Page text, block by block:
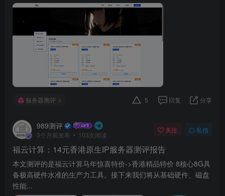
服务器测评 5 回复 分享
989测评
3个月前发布 103次阅读
关注 私信
福云计算：14元香港原生IP服务器测评报告
本文测评的是福云计算马年惊喜特价->香港精品特价 8核心8G具
备极高硬件水准的生产力工具。接下来我们将从基础硬件、磁盘
性能...